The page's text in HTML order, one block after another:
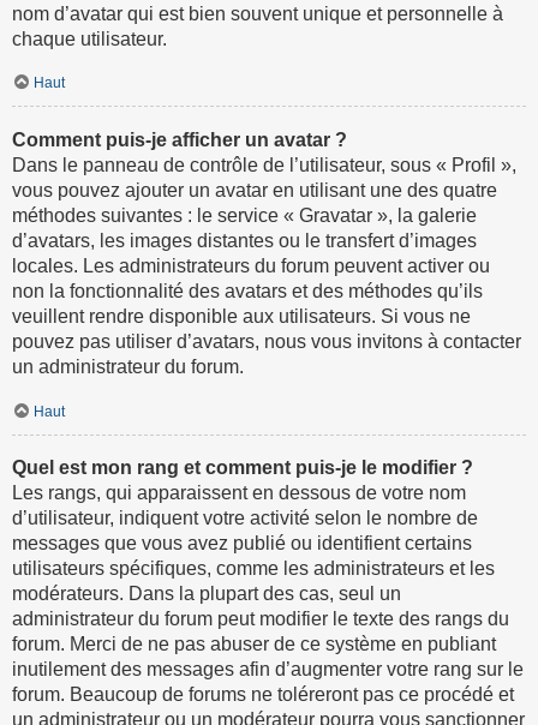
nom d’avatar qui est bien souvent unique et personnelle à
chaque utilisateur.
Haut
Comment puis-je afficher un avatar ?
Dans le panneau de contrôle de l’utilisateur, sous « Profil »,
vous pouvez ajouter un avatar en utilisant une des quatre
méthodes suivantes : le service « Gravatar », la galerie
d’avatars, les images distantes ou le transfert d’images
locales. Les administrateurs du forum peuvent activer ou
non la fonctionnalité des avatars et des méthodes qu’ils
veuillent rendre disponible aux utilisateurs. Si vous ne
pouvez pas utiliser d’avatars, nous vous invitons à contacter
un administrateur du forum.
Haut
Quel est mon rang et comment puis-je le modifier ?
Les rangs, qui apparaissent en dessous de votre nom
d’utilisateur, indiquent votre activité selon le nombre de
messages que vous avez publié ou identifient certains
utilisateurs spécifiques, comme les administrateurs et les
modérateurs. Dans la plupart des cas, seul un
administrateur du forum peut modifier le texte des rangs du
forum. Merci de ne pas abuser de ce système en publiant
inutilement des messages afin d’augmenter votre rang sur le
forum. Beaucoup de forums ne toléreront pas ce procédé et
un administrateur ou un modérateur pourra vous sanctionner